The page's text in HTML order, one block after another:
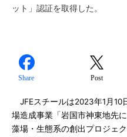
ット」認証を取得した。
Share Post
JFEスチールは2023年1月10
場造成事業「岩国市神東地先
藻場・生態系の創出プロジェ